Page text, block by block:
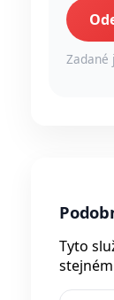
Zadané
Tyto